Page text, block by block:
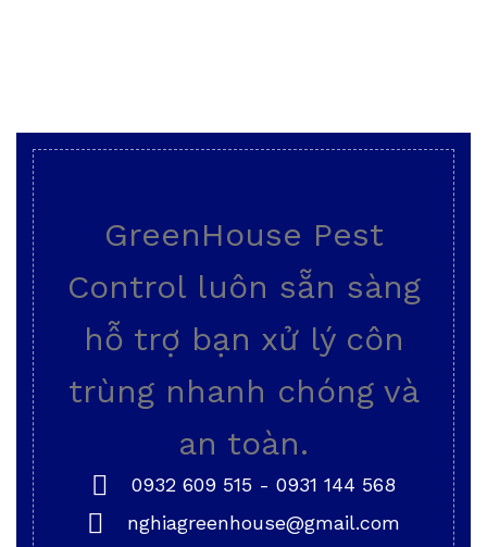
GreenHouse Pest
Control luôn sẵn sàng
hỗ trợ bạn xử lý côn
trùng nhanh chóng và
an toàn.
0932 609 515 - 0931 144 568
nghiagreenhouse@gmail.com